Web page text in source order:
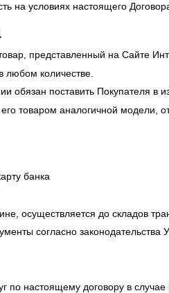
на условиях настоящего
представленный на Сайте
любом количестве.
обязан поставить Покупателя в
товаром аналогичной модели,
банка
осуществляется до складов
согласно законодательства
по настоящему договору в